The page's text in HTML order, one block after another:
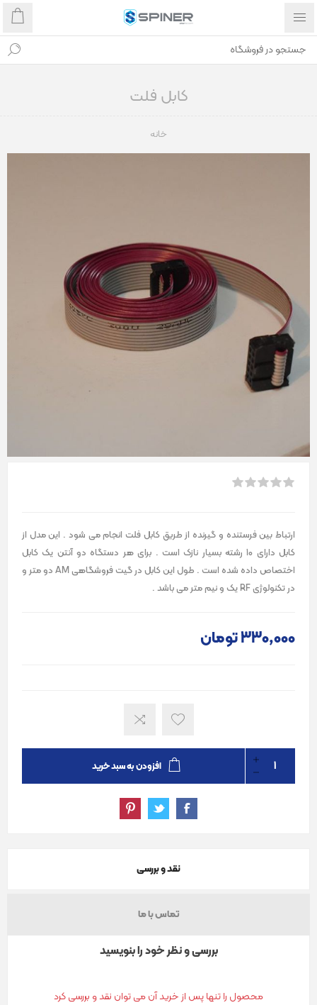
کابل فلت
خانه
ارتباط بین فرستنده و گیرنده از طریق کابل فلت انجام می شود . این مدل از
کابل دارای 10 رشته بسیار نازک است . برای هر دستگاه دو آنتن یک کابل
اختصاص داده شده است . طول این کابل در گیت فروشگاهی AM دو متر و
در تکنولوژی RF یک و نیم متر می باشد .
330٬000 تومان
افزودن به سبد خرید
نقد و بررسی
تماس با ما
بررسی و نظر خود را بنویسید
محصول را تنها پس از خرید آن می توان نقد و بررسی کرد